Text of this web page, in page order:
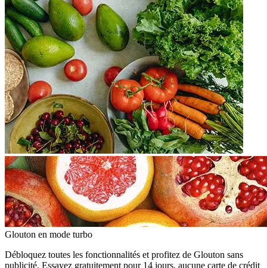
Glouton en mode turbo
Débloquez toutes les fonctionnalités et profitez de Glouton sans
publicité. Essayez gratuitement pour 14 jours, aucune carte de crédit